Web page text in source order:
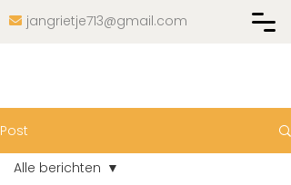
 jangrietje713@gmail.com
Post
Alle berichten